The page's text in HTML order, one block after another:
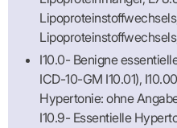
I10.0- Benigne
ICD-10-GM I10.01),
Hypertonie: ohne
I10.9- Essentielle